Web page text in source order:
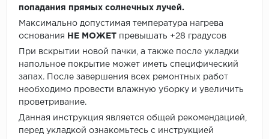
попадания прямых солнечных лучей.
Максимально допустимая температура нагрева
основания
НЕ МОЖЕТ превышать +28 градусов
При вскрытии новой пачки, а также после укладки
напольное покрытие может иметь специфический
запах. После завершения всех ремонтных работ
необходимо провести влажную уборку и увеличить
проветривание.
Данная инструкция является общей рекомендацией,
перед укладкой ознакомьтесь с инструкцией